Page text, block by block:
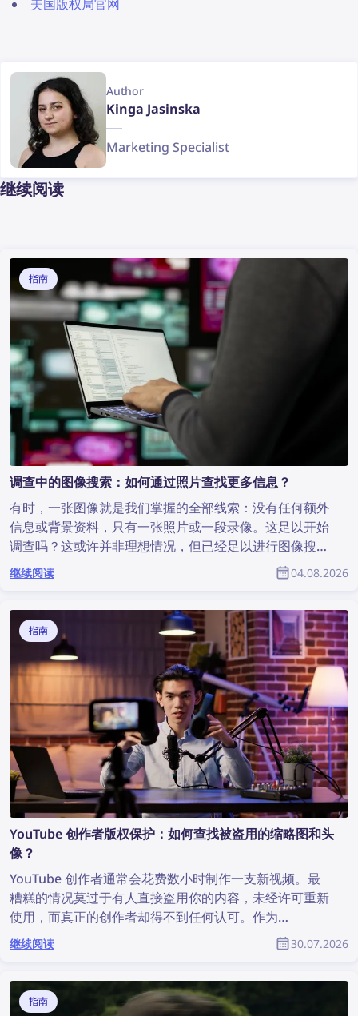
美国版权局官网
Author
Kinga Jasinska
Marketing Specialist
继续阅读
指南
调查中的图像搜索：如何通过照片查找更多信息？
有时，一张图像就是我们掌握的全部线索：没有任何额外
信息或背景资料，只有一张照片或一段录像。这足以开始
调查吗？这或许并非理想情况，但已经足以进行图像搜
索，从而发现有价值的信息并为调查提供帮助。那么，如
何通过照片查找更多信息？
继续阅读 04.08.2026
指南
YouTube 创作者版权保护：如何查找被盗用的缩略图和头
像？
YouTube 创作者通常会花费数小时制作一支新视频。最
糟糕的情况莫过于有人直接盗用你的内容，未经许可重新
使用，而真正的创作者却得不到任何认可。作为
YouTube 社区的一员，如何找到被盗用的内容并保护自
己的版权？
继续阅读 30.07.2026
指南